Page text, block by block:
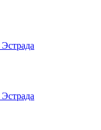
Эстрада
Эстрада